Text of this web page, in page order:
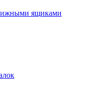
ящиками